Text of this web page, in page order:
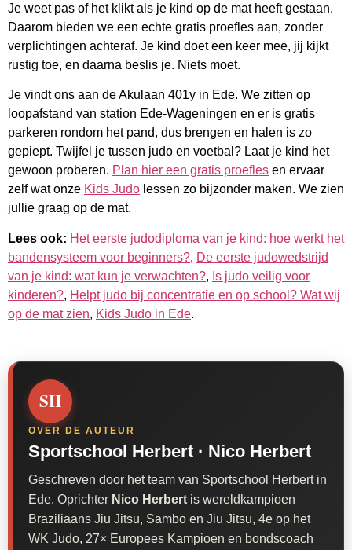
Je weet pas of het klikt als je kind op de mat heeft gestaan.
Daarom bieden we een echte gratis proefles aan, zonder
verplichtingen achteraf. Je kind doet een keer mee, jij kijkt
rustig toe, en daarna beslis je. Niets moet.
Je vindt ons aan de Akulaan 401y in Ede. We zitten op
loopafstand van station Ede-Wageningen en er is gratis
parkeren rondom het pand, dus brengen en halen is zo
gepiept. Twijfel je tussen judo en voetbal? Laat je kind het
gewoon proberen. Plan hier een gratis proefles en ervaar
zelf wat onze Kids Judo lessen zo bijzonder maken. We zien
jullie graag op de mat.
Lees ook: Het eerste judodiploma van je kind: hoe werkt het
bandensysteem voor beginners?, De eerste judowedstrijd
van je kind: wat kun je verwachten?, Is judo veilig voor
kinderen?, Helpt judo bij concentratie en op school? Wat wij
op de mat zien, Kids Judo in Ede.
SH
OVER DE AUTEUR
Sportschool Herbert · Nico Herbert
Geschreven door het team van Sportschool Herbert in
Ede. Oprichter Nico Herbert is wereldkampioen
Braziliaans Jiu Jitsu, Sambo en Jiu Jitsu, 4e op het
WK Judo, 27× Europees Kampioen en bondscoach